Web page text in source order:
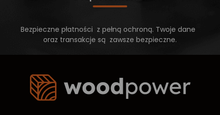
Bezpieczne płatności z pełną ochroną. Twoje dane
oraz transakcje są zawsze bezpieczne.